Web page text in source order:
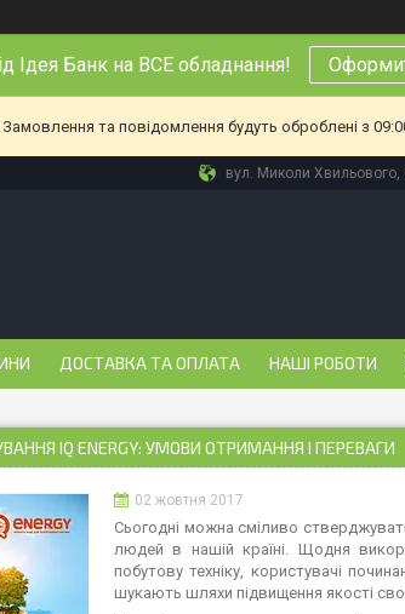
Ідея Банк на ВСЕ обладнання!
Замовлення та повідомлення будуть оброблені з
вул. Миколи Хвильового,
ДОСТАВКА ТА ОПЛАТА НАШІ РОБОТИ
IQ ENERGY: УМОВИ ОТРИМАННЯ І ПЕРЕВАГИ
02 жовтня 2017
Сьогодні можна сміливо
людей в нашій країні. Щодня
побутову техніку, користувачі
шукають шляхи підвищення якості